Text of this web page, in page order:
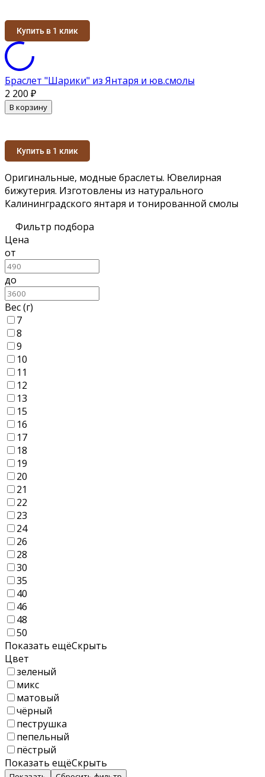
Купить в 1 клик
Браслет "Шарики" из Янтаря и юв.смолы
2 200 ₽
В корзину
Купить в 1 клик
Оригинальные, модные браслеты. Ювелирная
бижутерия. Изготовлены из натурального
Калининградского янтаря и тонированной смолы
Фильтр подбора
Цена
от
до
Вес (г)
7
8
9
10
11
12
13
15
16
17
18
19
20
21
22
23
24
26
28
30
35
40
46
48
50
Показать ещёСкрыть
Цвет
зеленый
микс
матовый
чёрный
пеструшка
пепельный
пёстрый
Показать ещёСкрыть